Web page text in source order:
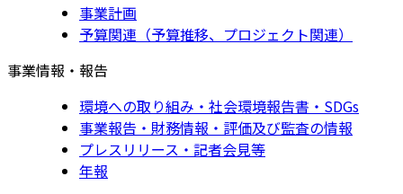
事業計画
予算関連（予算推移、プロジェクト関連）
事業情報・報告
環境への取り組み・社会環境報告書・SDGs
事業報告・財務情報・評価及び監査の情報
プレスリリース・記者会見等
年報